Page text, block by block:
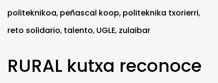
politeknikoa, peñascal koop, politeknika txorierri,
reto solidario, talento, UGLE, zulaibar
RURAL kutxa reconoce